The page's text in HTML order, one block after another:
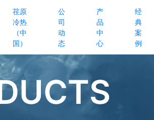
荏原
冷热
（中
国）
公
司
动
态
产
品
中
心
经
典
案
例